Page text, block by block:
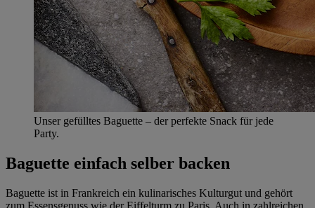
Unser gefülltes Baguette – der perfekte Snack für jede
Party.
Baguette einfach selber backen
Baguette ist in Frankreich ein kulinarisches Kulturgut und gehört
zum Essensgenuss wie der Eiffelturm zu Paris. Auch in zahlreichen